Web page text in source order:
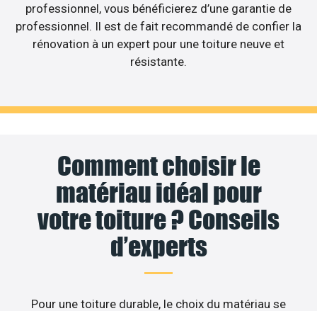
professionnel, vous bénéficierez d’une garantie de
professionnel. Il est de fait recommandé de confier la
rénovation à un expert pour une toiture neuve et
résistante.
Comment choisir le
matériau idéal pour
votre toiture ? Conseils
d’experts
Pour une toiture durable, le choix du matériau se